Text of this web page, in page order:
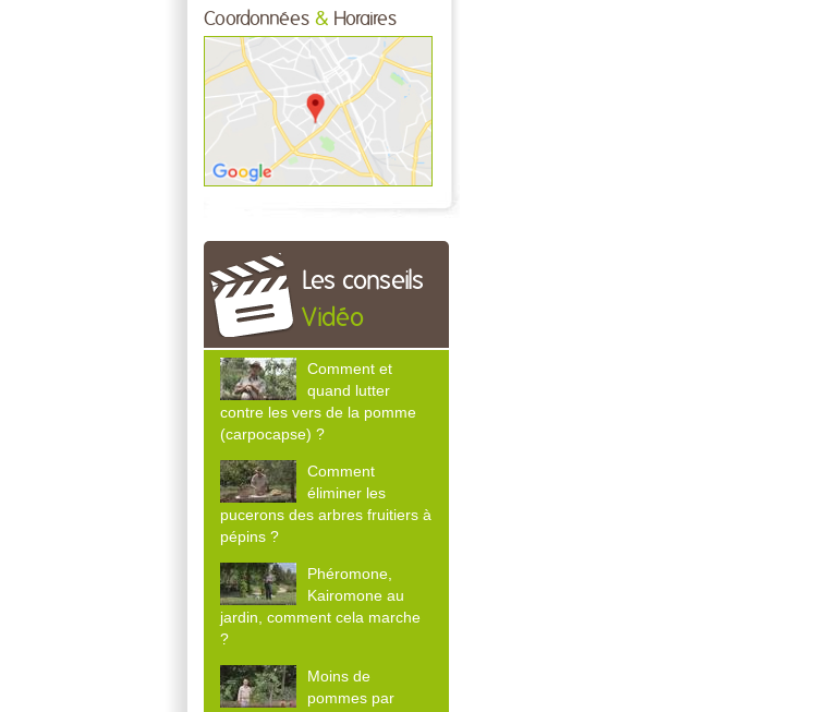
Coordonnées & Horaires
Les conseils
Vidéo
Comment et
quand lutter
contre les vers de la pomme
(carpocapse) ?
Comment
éliminer les
pucerons des arbres fruitiers à
pépins ?
Phéromone,
Kairomone au
jardin, comment cela marche
?
Moins de
pommes par